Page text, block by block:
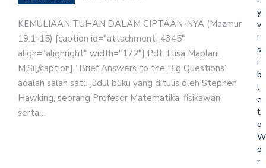
KEMULIAAN TUHAN DALAM CIPTAAN-NYA (Mazmur
19:1-15) [caption id="attachment_4345"
align="alignright" width="172"] Pdt. Elisa Maplani,
M.Si[/caption] “Brief Answers to the Big Questions”
adalah salah satu judul buku yang ditulis oleh Stephen
Hawking, seorang Profesor Matematika, fisikawan
serta…
y
v
i
s
i
b
l
e
t
o
W
o
r